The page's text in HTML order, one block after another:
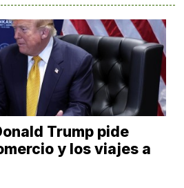
Trump pide
y los viajes a